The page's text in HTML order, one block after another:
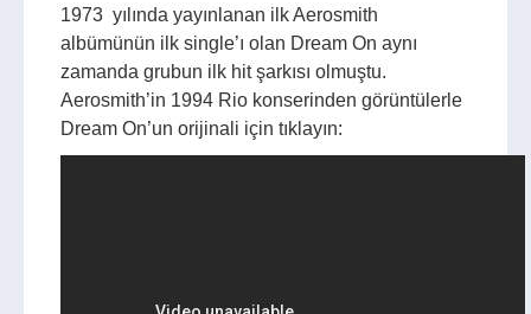
1973 yılında yayınlanan ilk Aerosmith
albümünün ilk single’ı olan Dream On aynı
zamanda grubun ilk hit şarkısı olmuştu.
Aerosmith’in 1994 Rio konserinden görüntülerle
Dream On’un orijinali için tıklayın: